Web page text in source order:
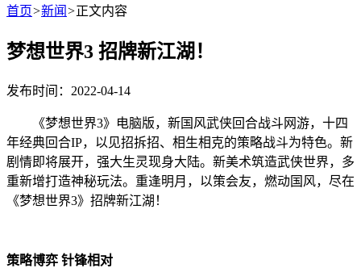
首页>新闻 >正文内容
梦想世界3 招牌新江湖！
发布时间：2022-04-14
《梦想世界3》电脑版，新国风武侠回合战斗网游，十四
年经典回合IP，以见招拆招、相生相克的策略战斗为特色。新
剧情即将展开，强大生灵现身大陆。新美术筑造武侠世界，多
重新增打造神秘玩法。重逢明月，以策会友，燃动国风，尽在
《梦想世界3》招牌新江湖！
策略博弈 针锋相对